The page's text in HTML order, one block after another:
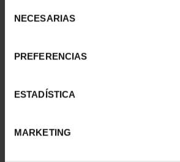
NECESARIAS
PREFERENCIAS
ESTADÍSTICA
MARKETING